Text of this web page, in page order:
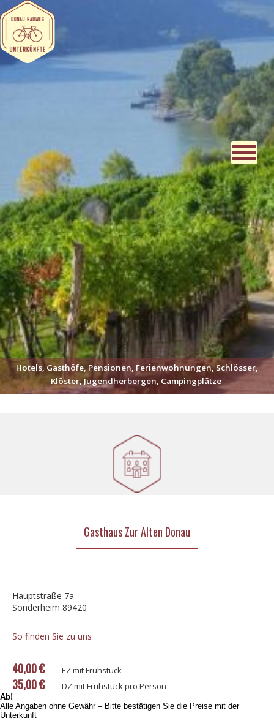
Hotels, Gasthöfe, Pensionen, Ferienwohnungen, Schlösser,
Klöster, Jugendherbergen, Campingplätze
Gasthaus Zur Alten Donau
Hauptstraße 7a
Sonderheim 89420
So finden Sie zu uns
40,00 € EZ mit Frühstück
35,00 € DZ mit Frühstück pro Person
Ab!
Alle Angaben ohne Gewähr – Bitte bestätigen Sie die Preise mit der
Unterkunft